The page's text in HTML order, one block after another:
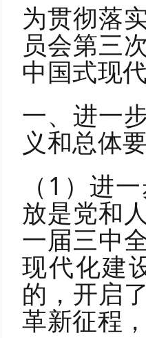
为贯彻落
员会第三
中国式现
一、进一
义和总体
（1）进
放是党和
一届三中
现代化建
的，开启
革新征程